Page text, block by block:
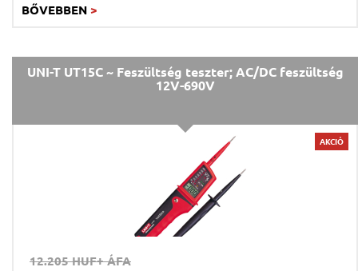
BŐVEBBEN >
UNI-T UT15C ~ Feszültség teszter; AC/DC feszültség
12V-690V
AKCIÓ
12.205 HUF+ ÁFA